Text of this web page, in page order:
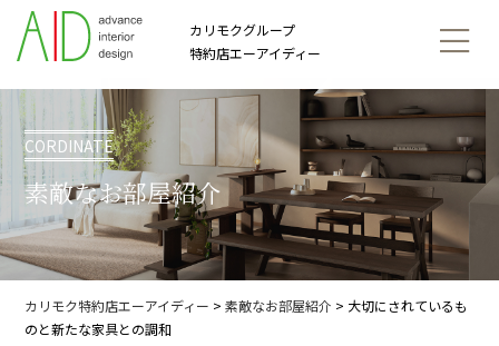
カリモクグループ
特約店エーアイディー
CORDINATE
素敵なお部屋紹介
カリモク特約店エーアイディー >素敵なお部屋紹介 > 大切にされているも
のと新たな家具との調和